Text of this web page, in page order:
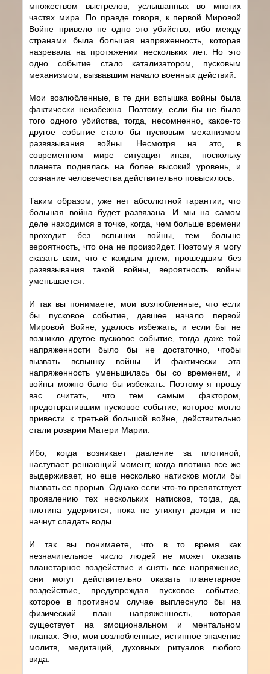
множеством выстрелов, услышанных во многих
частях мира. По правде говоря, к первой Мировой
Войне привело не одно это убийство, ибо между
странами была большая напряженность, которая
назревала на протяжении нескольких лет. Но это
одно событие стало катализатором, пусковым
механизмом, вызвавшим начало военных действий.
Мои возлюбленные, в те дни вспышка войны была
фактически неизбежна. Поэтому, если бы не было
того одного убийства, тогда, несомненно, какое-то
другое событие стало бы пусковым механизмом
развязывания войны. Несмотря на это, в
современном мире ситуация иная, поскольку
планета поднялась на более высокий уровень, и
сознание человечества действительно повысилось.
Таким образом, уже нет абсолютной гарантии, что
большая война будет развязана. И мы на самом
деле находимся в точке, когда, чем больше времени
проходит без вспышки войны, тем больше
вероятность, что она не произойдет. Поэтому я могу
сказать вам, что с каждым днем, прошедшим без
развязывания такой войны, вероятность войны
уменьшается.
И так вы понимаете, мои возлюбленные, что если
бы пусковое событие, давшее начало первой
Мировой Войне, удалось избежать, и если бы не
возникло другое пусковое событие, тогда даже той
напряженности было бы не достаточно, чтобы
вызвать вспышку войны. И фактически эта
напряженность уменьшилась бы со временем, и
войны можно было бы избежать. Поэтому я прошу
вас считать, что тем самым фактором,
предотвратившим пусковое событие, которое могло
привести к третьей большой войне, действительно
стали розарии Матери Марии.
Ибо, когда возникает давление за плотиной,
наступает решающий момент, когда плотина все же
выдерживает, но еще несколько натисков могли бы
вызвать ее прорыв. Однако если что-то препятствует
проявлению тех нескольких натисков, тогда, да,
плотина удержится, пока не утихнут дожди и не
начнут спадать воды.
И так вы понимаете, что в то время как
незначительное число людей не может оказать
планетарное воздействие и снять все напряжение,
они могут действительно оказать планетарное
воздействие, предупреждая пусковое событие,
которое в противном случае выплеснуло бы на
физический план напряженность, которая
существует на эмоциональном и ментальном
планах. Это, мои возлюбленные, истинное значение
молитв, медитаций, духовных ритуалов любого
вида.